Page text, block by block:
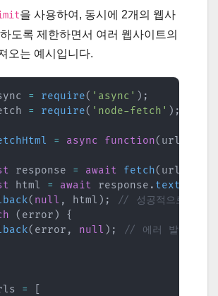
을 사용하여, 동시에 2개의 웹사
도록 제한하면서 여러 웹사이트의
오는 예시입니다.
= require( 'async' ) ;
= require( 'node-fetch' ) ;
= async function( url
response = await fetch( url
html = await response . text
( null , html ) ;
// 성공적으로
( error )
{
( error , null ) ;
// 에러 발생 시
=